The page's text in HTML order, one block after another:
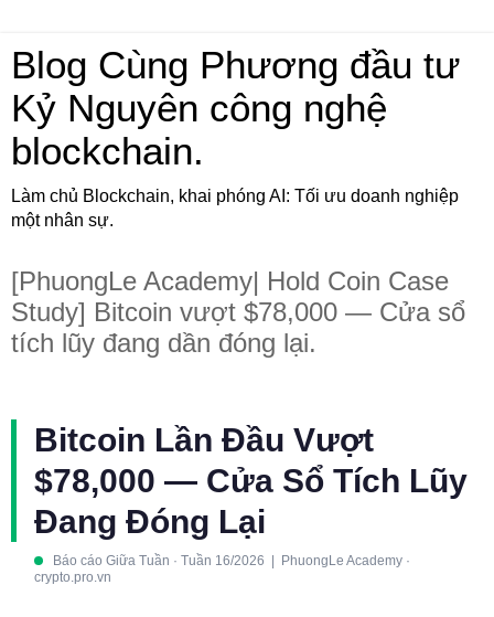
Blog Cùng Phương đầu tư
Kỷ Nguyên công nghệ
blockchain.
Làm chủ Blockchain, khai phóng AI: Tối ưu doanh nghiệp
một nhân sự.
[PhuongLe Academy| Hold Coin Case
Study] Bitcoin vượt $78,000 — Cửa sổ
tích lũy đang dần đóng lại.
Bitcoin Lần Đầu Vượt
$78,000 — Cửa Sổ Tích Lũy
Đang Đóng Lại
Báo cáo Giữa Tuần · Tuần 16/2026 | PhuongLe Academy ·
crypto.pro.vn